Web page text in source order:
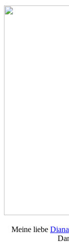
Meine liebe Diana